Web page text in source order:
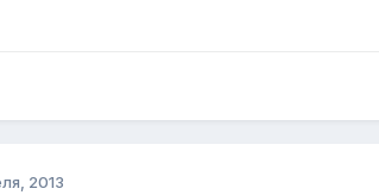
2013